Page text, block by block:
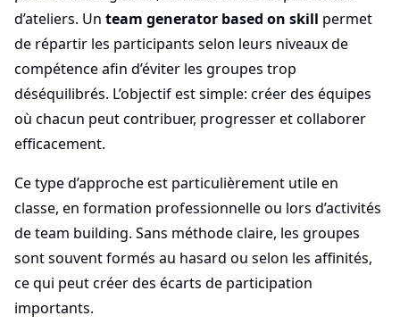
d’ateliers. Un team generator based on skill permet
de répartir les participants selon leurs niveaux de
compétence afin d’éviter les groupes trop
déséquilibrés. L’objectif est simple: créer des équipes
où chacun peut contribuer, progresser et collaborer
efficacement.
Ce type d’approche est particulièrement utile en
classe, en formation professionnelle ou lors d’activités
de team building. Sans méthode claire, les groupes
sont souvent formés au hasard ou selon les affinités,
ce qui peut créer des écarts de participation
importants.